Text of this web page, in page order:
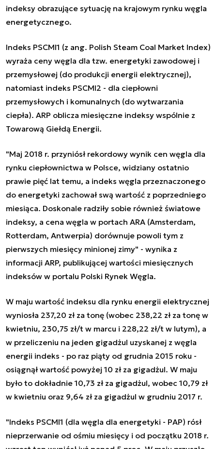
indeksy obrazujące sytuację na krajowym rynku węgla
energetycznego.
Indeks PSCMI1 (z ang. Polish Steam Coal Market Index)
wyraża ceny węgla dla tzw. energetyki zawodowej i
przemysłowej (do produkcji energii elektrycznej),
natomiast indeks PSCMI2 - dla ciepłowni
przemysłowych i komunalnych (do wytwarzania
ciepła). ARP oblicza miesięczne indeksy wspólnie z
Towarową Giełdą Energii.
"Maj 2018 r. przyniósł rekordowy wynik cen węgla dla
rynku ciepłownictwa w Polsce, widziany ostatnio
prawie pięć lat temu, a indeks węgla przeznaczonego
do energetyki zachował swą wartość z poprzedniego
miesiąca. Doskonale radziły sobie również światowe
indeksy, a cena węgla w portach ARA (Amsterdam,
Rotterdam, Antwerpia) dorównuje powoli tym z
pierwszych miesięcy minionej zimy" - wynika z
informacji ARP, publikującej wartości miesięcznych
indeksów w portalu Polski Rynek Węgla.
W maju wartość indeksu dla rynku energii elektrycznej
wyniosła 237,20 zł za tonę (wobec 238,22 zł za tonę w
kwietniu, 230,75 zł/t w marcu i 228,22 zł/t w lutym), a
w przeliczeniu na jeden gigadżul uzyskanej z węgla
energii indeks - po raz piąty od grudnia 2015 roku -
osiągnął wartość powyżej 10 zł za gigadżul. W maju
było to dokładnie 10,73 zł za gigadżul, wobec 10,79 zł
w kwietniu oraz 9,64 zł za gigadżul w grudniu 2017 r.
"Indeks PSCMI1 (dla węgla dla energetyki - PAP) rósł
nieprzerwanie od ośmiu miesięcy i od początku 2018 r.